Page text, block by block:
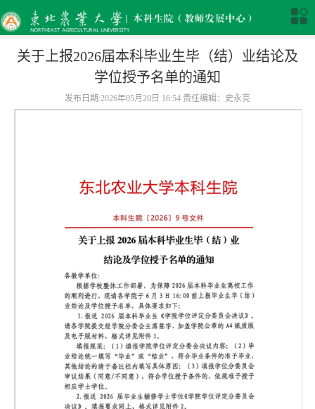
关于上报2026届本科毕业生毕（结）业结论及
学位授予名单的通知
发布日期:2026年05月20日 16:54 责任编辑：史永亮